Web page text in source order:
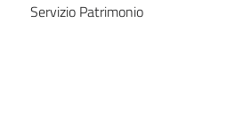
Servizio Patrimonio